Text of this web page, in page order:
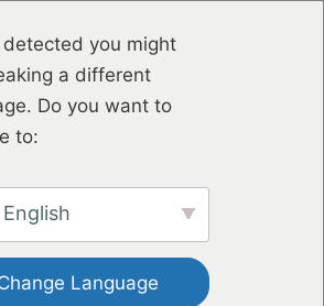
detected you might
a different
Do you want to
to:
English
Language